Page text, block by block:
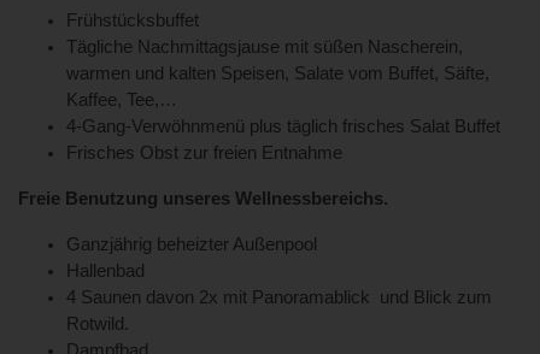
Frühstücksbuffet
Tägliche Nachmittagsjause mit süßen Nascherein,
warmen und kalten Speisen, Salate vom Buffet, Säfte,
Kaffee, Tee,…
4-Gang-Verwöhnmenü plus täglich frisches Salat Buffet
Frisches Obst zur freien Entnahme
Freie Benutzung unseres Wellnessbereichs.
Ganzjährig beheizter Außenpool
Hallenbad
4 Saunen davon 2x mit Panoramablick und Blick zum
Rotwild.
Dampfbad